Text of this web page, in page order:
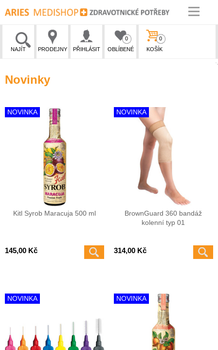
NAJÍT PRODEJNY PŘIHLÁSIT OBLÍBENÉ
0
KOŠÍK
0
Novinky
NOVINKA
Kitl Syrob Maracuja 500 ml
145,00 Kč
NOVINKA
BrownGuard 360 bandáž
kolenní typ 01
314,00 Kč
NOVINKA NOVINKA